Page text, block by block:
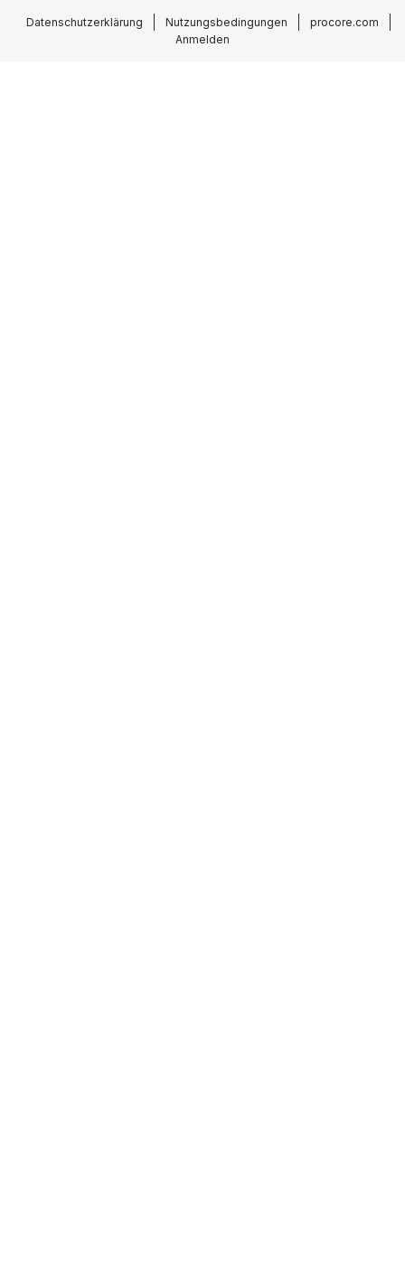
Datenschutzerklärung Nutzungsbedingungen
procore.com
Anmelden